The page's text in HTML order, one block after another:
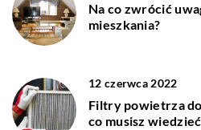
Na co zwrócić
mieszkania?
12 czerwca 2022
Filtry powietrza
co musisz wiedzieć